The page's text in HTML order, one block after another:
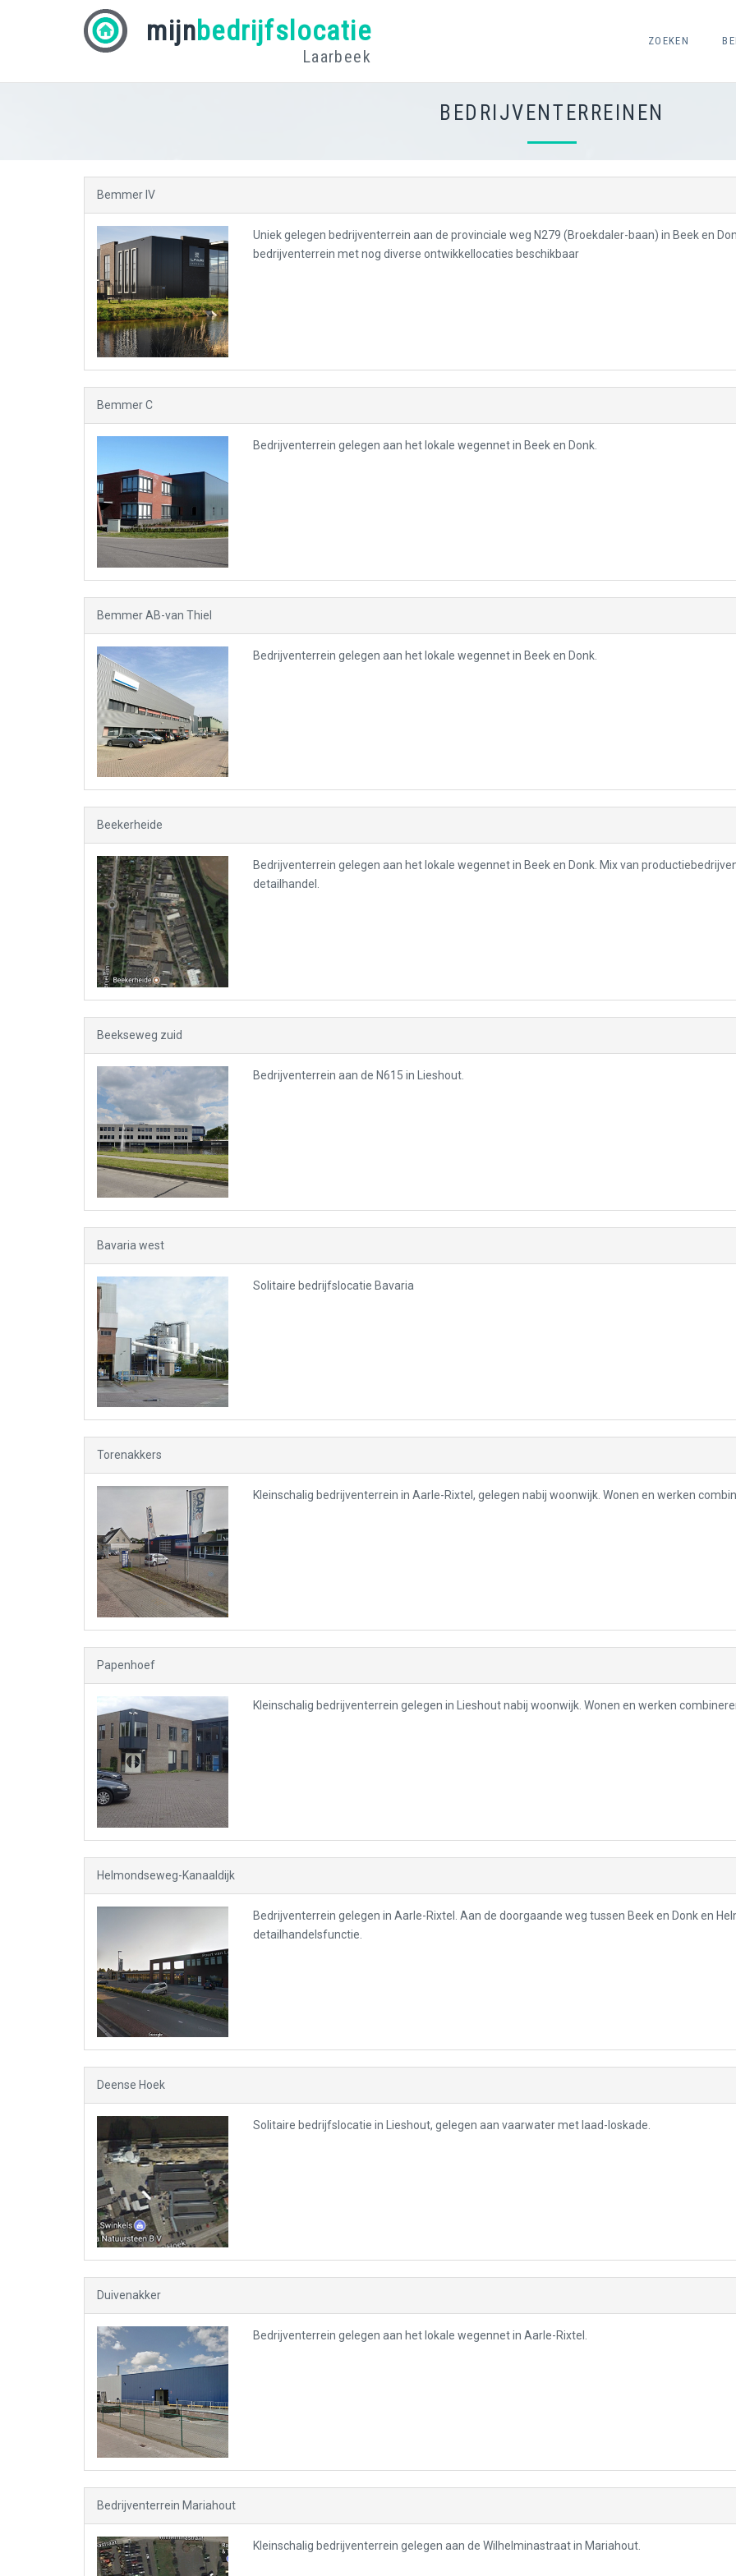
mijnbedrijfslocatie
Laarbeek
ZOEKEN
BEDRIJVENTERREINEN
Bemmer IV
Uniek gelegen bedrijventerrein aan de provinciale weg N279 (Broekdaler-baan) in Beek en
bedrijventerrein met nog diverse ontwikkellocaties beschikbaar
Bemmer C
Bedrijventerrein gelegen aan het lokale wegennet in Beek en Donk.
Bemmer AB-van Thiel
Bedrijventerrein gelegen aan het lokale wegennet in Beek en Donk.
Beekerheide
Bedrijventerrein gelegen aan het lokale wegennet in Beek en Donk. Mix van
detailhandel.
Beekseweg zuid
Bedrijventerrein aan de N615 in Lieshout.
Bavaria west
Solitaire bedrijfslocatie Bavaria
Torenakkers
Kleinschalig bedrijventerrein in Aarle-Rixtel, gelegen nabij woonwijk. Wonen en werken
Papenhoef
Kleinschalig bedrijventerrein gelegen in Lieshout nabij woonwijk. Wonen en werken
Helmondseweg-Kanaaldijk
Bedrijventerrein gelegen in Aarle-Rixtel. Aan de doorgaande weg tussen Beek en Donk en
detailhandelsfunctie.
Deense Hoek
Solitaire bedrijfslocatie in Lieshout, gelegen aan vaarwater met laad-loskade.
Duivenakker
Bedrijventerrein gelegen aan het lokale wegennet in Aarle-Rixtel.
Bedrijventerrein Mariahout
Kleinschalig bedrijventerrein gelegen aan de Wilhelminastraat in Mariahout.